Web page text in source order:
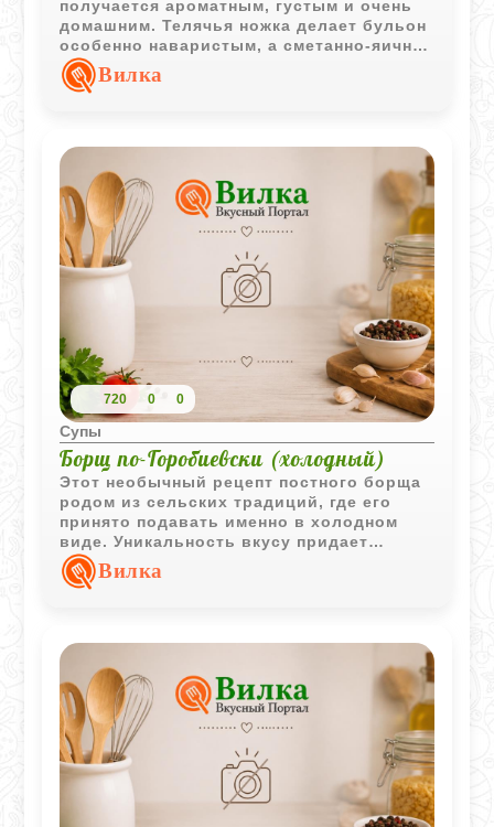
получается ароматным, густым и очень
домашним. Телячья ножка делает бульон
особенно наваристым, а сметанно-яичная
заправка придаёт супу мягкую кремовую
текстуру.
Вилка
720 0 0
Супы
Борщ по-Горобиевски (холодный)
Этот необычный рецепт постного борща
родом из сельских традиций, где его
принято подавать именно в холодном
виде. Уникальность вкусу придает
добавление кильки в томате, которая
делает блюдо наваристым и
Вилка